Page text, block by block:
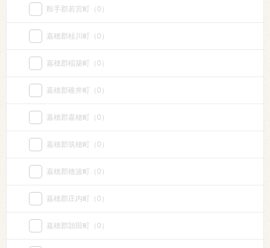
鞍手郡若宮町 （0）
嘉穂郡桂川町 （0）
嘉穂郡稲築町 （0）
嘉穂郡碓井町 （0）
嘉穂郡嘉穂町 （0）
嘉穂郡筑穂町 （0）
嘉穂郡穂波町 （0）
嘉穂郡庄内町 （0）
嘉穂郡頴田町 （0）